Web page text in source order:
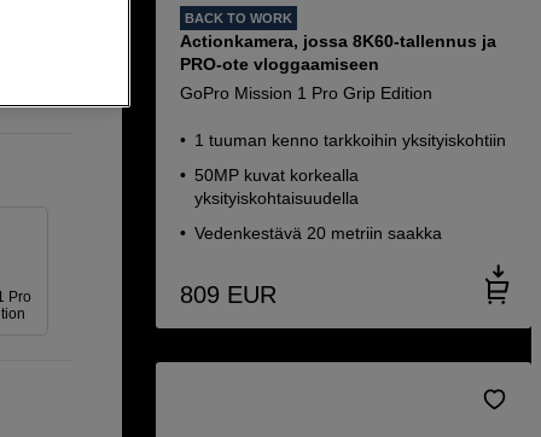
Pro
BACK TO WORK
Actionkamera, jossa 8K60-tallennus ja
PRO-ote vloggaamiseen
GoPro Mission 1 Pro Grip Edition
1 tuuman kenno tarkkoihin yksityiskohtiin
50MP kuvat korkealla
yksityiskohtaisuudella
Vedenkestävä 20 metriin saakka
809 EUR